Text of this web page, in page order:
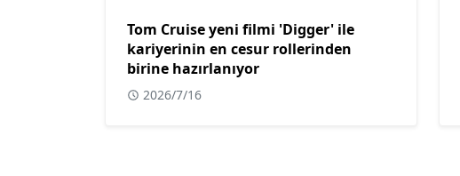
Tom Cruise yeni filmi 'Digger' ile
kariyerinin en cesur rollerinden
birine hazırlanıyor
2026/7/16